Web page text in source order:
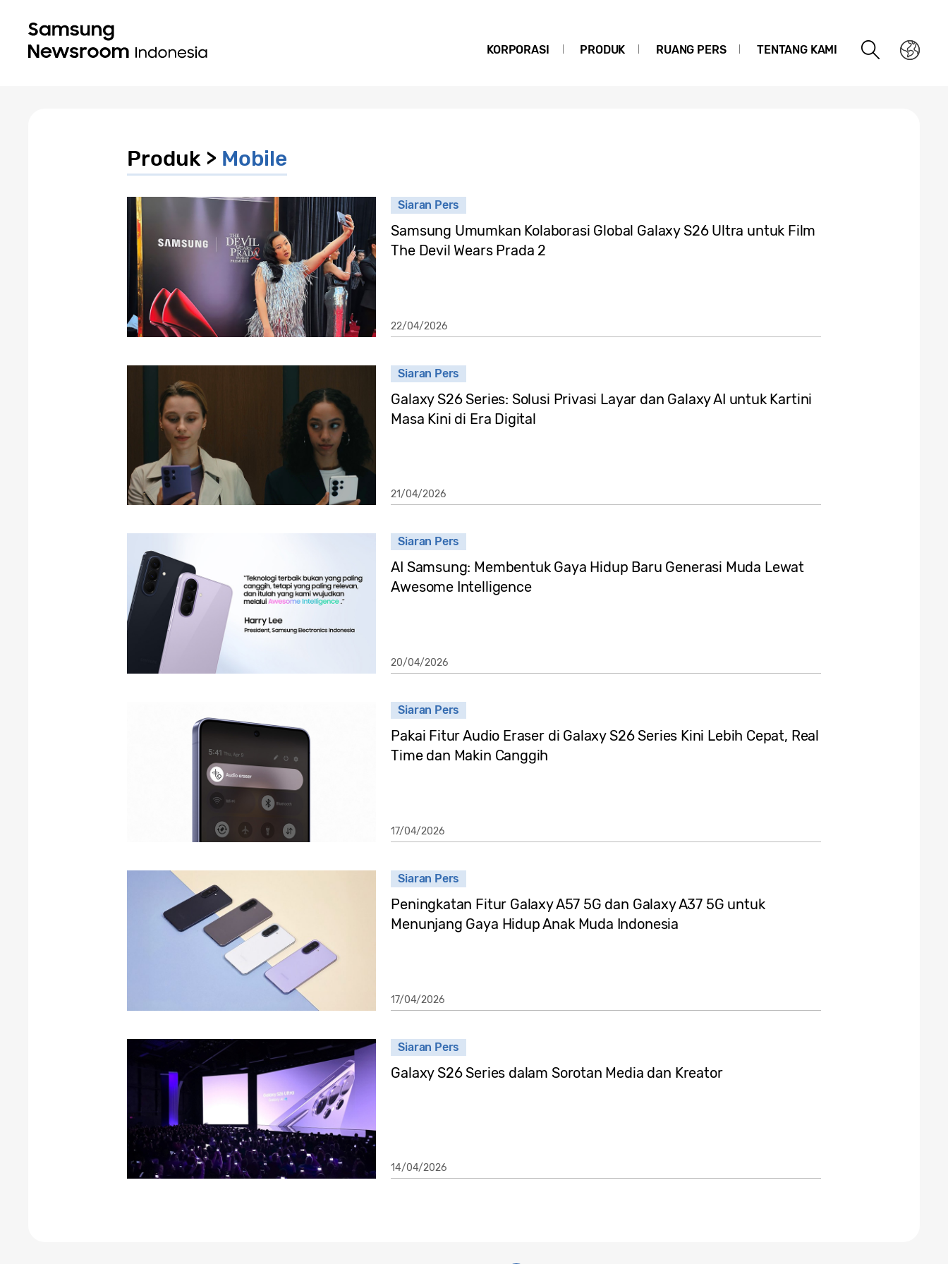
KORPORASI PRODUK RUANG PERS TENTANG KAMI
Produk > Mobile
Siaran Pers
Samsung Umumkan Kolaborasi Global Galaxy S26 Ultra untuk Film
The Devil Wears Prada 2
22/04/2026
Siaran Pers
Galaxy S26 Series: Solusi Privasi Layar dan Galaxy AI untuk Kartini
Masa Kini di Era Digital
21/04/2026
Siaran Pers
AI Samsung: Membentuk Gaya Hidup Baru Generasi Muda Lewat
Awesome Intelligence
20/04/2026
Siaran Pers
Pakai Fitur Audio Eraser di Galaxy S26 Series Kini Lebih Cepat, Real
Time dan Makin Canggih
17/04/2026
Siaran Pers
Peningkatan Fitur Galaxy A57 5G dan Galaxy A37 5G untuk
Menunjang Gaya Hidup Anak Muda Indonesia
17/04/2026
Siaran Pers
Galaxy S26 Series dalam Sorotan Media dan Kreator
14/04/2026